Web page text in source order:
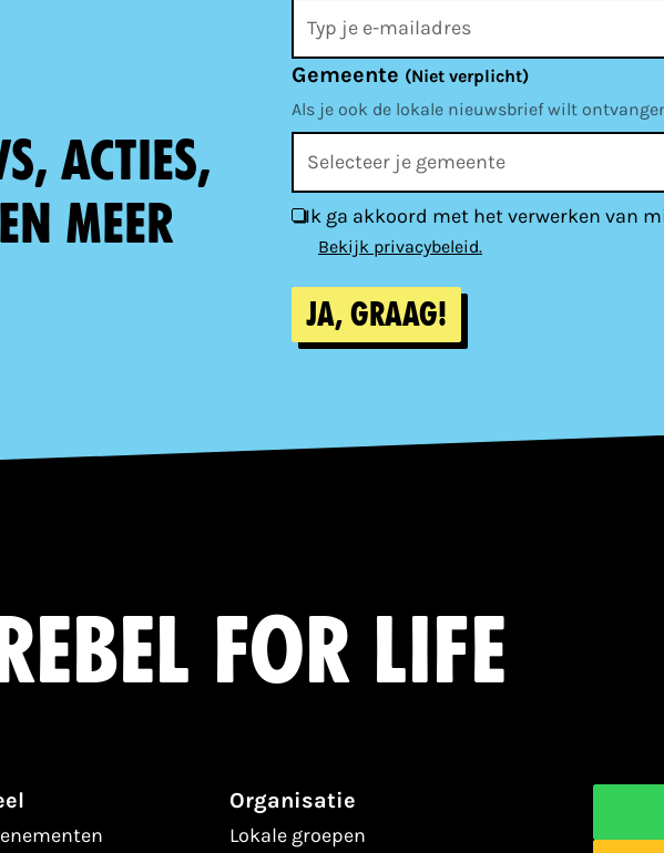
acties,
meer
Gemeente (Niet verplicht)
Als je ook de lokale nieuwsbrief wilt
Ik ga akkoord met het verwerken van
Bekijk privacybeleid.
Ja, graag!
for life
Organisatie
Lokale groepen